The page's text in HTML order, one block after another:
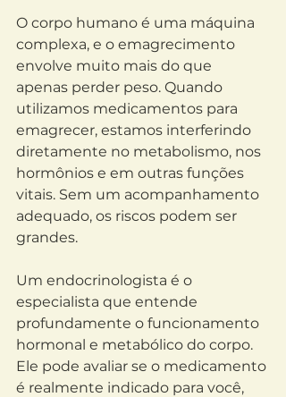
O corpo humano é uma máquina
complexa, e o emagrecimento
envolve muito mais do que
apenas perder peso. Quando
utilizamos medicamentos para
emagrecer, estamos interferindo
diretamente no metabolismo, nos
hormônios e em outras funções
vitais. Sem um acompanhamento
adequado, os riscos podem ser
grandes.
Um endocrinologista é o
especialista que entende
profundamente o funcionamento
hormonal e metabólico do corpo.
Ele pode avaliar se o medicamento
é realmente indicado para você,